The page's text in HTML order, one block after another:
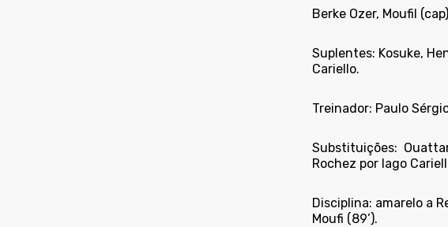
Berke Ozer, MoufiI
Suplentes: Kosuke,
Cariello.
Treinador: Paulo
Substituições:
Rochez por Iago
Disciplina: amarelo a
Moufi (89’).